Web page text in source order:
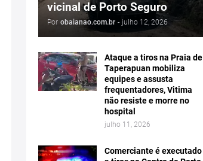
vicinal de Porto Seguro
Por obaianao.com.br - julho 12, 2026
Ataque a tiros na Praia de
Taperapuan mobiliza
equipes e assusta
frequentadores, Vitima
não resiste e morre no
hospital
julho 11, 2026
Comerciante é executado